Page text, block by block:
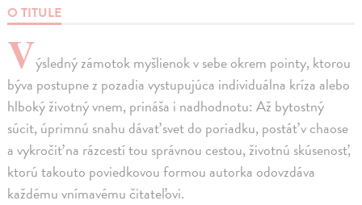
O TITULE
Výsledný zámotok myšlienok v sebe okrem pointy, ktorou
býva postupne z pozadia vystupujúca individuálna kríza alebo
hlboký životný vnem, prináša i nadhodnotu: Až bytostný
súcit, úprimnú snahu dávať svet do poriadku, postáť v chaose
a vykročiť na rázcestí tou správnou cestou, životnú skúsenosť,
ktorú takouto poviedkovou formou autorka odovzdáva
každému vnímavému čitateľovi.